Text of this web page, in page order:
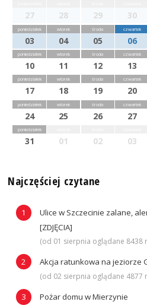
27 28 29 30
poniedziałek
03
wtorek
04
środa
05
czwartek
06
poniedziałek
10
wtorek
11
środa
12
czwartek
13
poniedziałek
17
wtorek
18
środa
19
czwartek
20
poniedziałek
24
wtorek
25
środa
26
czwartek
27
poniedziałek
31 01 02 03
Najczęściej czytane
Ulice w Szczecinie zalane,
[ZDJĘCIA]
(od 01 sierpnia oglądane 8438
Akcja ratunkowa na jeziorze
(od 02 sierpnia oglądane 4877
Pożar domu w Mierzynie